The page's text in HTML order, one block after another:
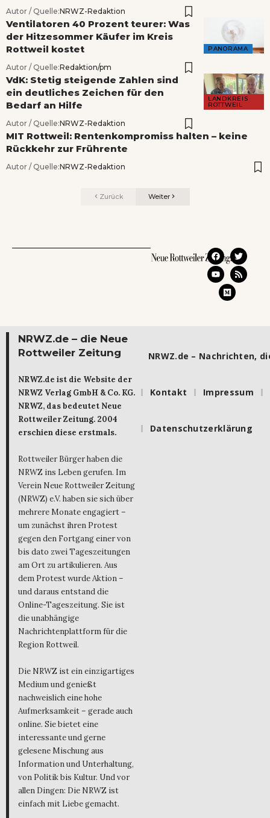
Autor / Quelle:NRWZ-Redaktion
PANORAMA
Ventilatoren 40 Prozent teurer: Was
der Hitzesommer Käufer im Kreis
Rottweil kostet
Autor / Quelle:Redaktion/pm
LANDKREIS
ROTTWEIL
VdK: Stetig steigende Zahlen sind
ein deutliches Zeichen für den
Bedarf an Hilfe
Autor / Quelle:NRWZ-Redaktion
MIT Rottweil: Rentenkompromiss halten – keine
Rückkehr zur Frührente
Autor / Quelle:NRWZ-Redaktion
Zurück Weiter
NRWZ.de – die Neue
Rottweiler Zeitung
NRWZ.de ist die Website der
NRWZ Verlag GmbH & Co. KG.
NRWZ, das bedeutet Neue
Rottweiler Zeitung. 2004
erschien diese erstmals.
Rottweiler Bürger haben die
NRWZ ins Leben gerufen. Im
Verein Neue Rottweiler Zeitung
(NRWZ) e.V. haben sie sich über
mehrere Monate engagiert –
um zunächst ihren Protest
gegen den Fortgang einer von
bis dato zwei Tageszeitungen
am Ort zu artikulieren. Aus
dem Protest wurde Aktion –
und daraus entstand die
Online-Tageszeitung. Sie ist
die unabhängige
Nachrichtenplattform für die
Region Rottweil.
Die NRWZ ist ein einzigartiges
Medium und genießt
nachweislich eine hohe
Aufmerksamkeit – gerade auch
online. Sie bietet eine
interessante und gerne
gelesene Mischung aus
Information und Unterhaltung,
von Politik bis Kultur. Und vor
allen Dingen: Die NRWZ ist
einfach mit Liebe gemacht.
NRWZ.de – Nachrichten,
Kontakt Impressum
Datenschutzerklärung